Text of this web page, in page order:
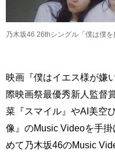
乃木坂46 26thシングル「僕は僕
映画『僕はイエス様が嫌
際映画祭最優秀新人監督
菜『スマイル』やAI美空
像』のMusic Videoを手
めて乃木坂46のMusic